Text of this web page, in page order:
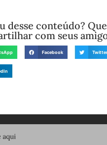
desse conteúdo?
com seus
Facebook